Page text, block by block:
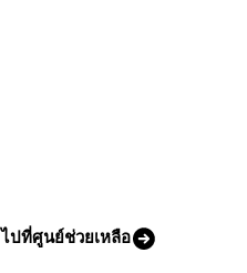
ไปที่ศูนย์ช่วยเหลือ